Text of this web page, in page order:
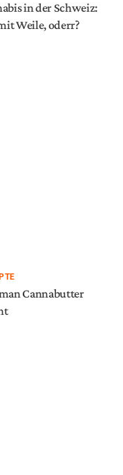
in der Schweiz:
Weile, oderr?
Cannabutter